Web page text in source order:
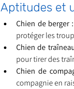
Aptitudes et
Chien de berger :
protéger les
Chien de
pour tirer des
Chien de
compagnie en